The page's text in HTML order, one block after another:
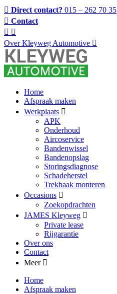
Direct contact? 015 – 262 70 35
Contact
Over Kleyweg Automotive
Home
Afspraak maken
Werkplaats
APK
Onderhoud
Aircoservice
Bandenwissel
Bandenopslag
Storingsdiagnose
Schadeherstel
Trekhaak monteren
Occasions
Zoekopdrachten
JAMES Kleyweg
Private lease
Rijgarantie
Over ons
Contact
Meer
Home
Afspraak maken